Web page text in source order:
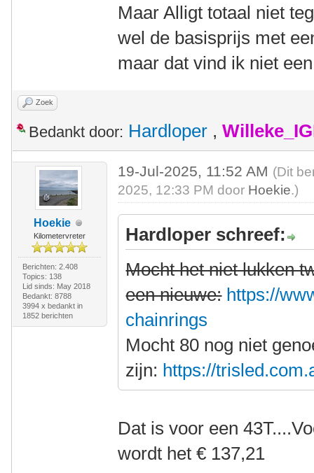
Maar Alligt totaal niet
wel de basisprijs met
maar dat vind ik niet
Zoek
Bedankt door: Hardloper ,
Hoekie
Kilometervreter
Berichten: 2.408
Topics: 138
Lid sinds: May 2018
Bedankt: 8788
3994 x bedankt in
1852 berichten
19-Jul-2025, 11:52 AM (Dit
2025, 12:33 PM door Hoekie.)
Hardloper schreef:
Mocht het niet lukken
een nieuwe: https://
chainrings
Mocht 80 nog niet
zijn: https://
Dat is voor een
wordt het € 137,21